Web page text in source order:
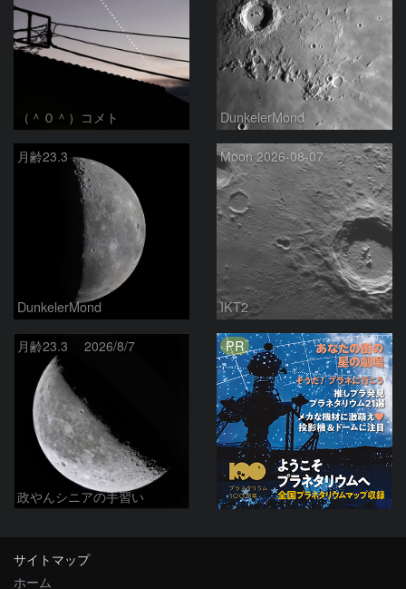
（＾０＾）コメト DunkelerMond
月齢23.3
DunkelerMond
Moon 2026-08-07
IKT2
月齢23.3 2026/8/7
政やんシニアの手習い
PR
サイトマップ
ホーム